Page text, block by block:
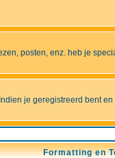
posten, enz. heb je
je geregistreerd bent
Formatting en